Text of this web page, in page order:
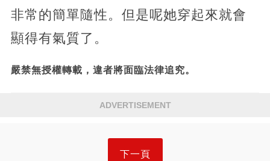
非常的簡單隨性。但是呢她穿起來就會
顯得有氣質了。
嚴禁無授權轉載，違者將面臨法律追究。
ADVERTISEMENT
下一頁